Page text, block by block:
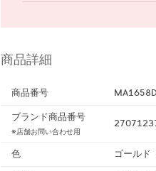
商品詳細
商品番号
ブランド商品番号
※店舗お問い合わせ用
色
ゴールド